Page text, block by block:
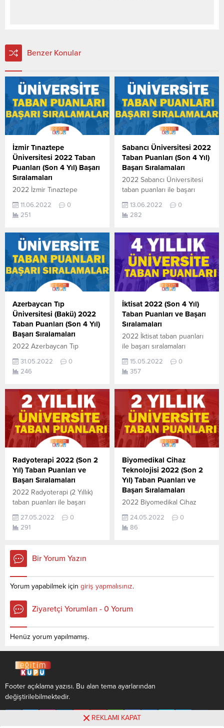
Benzer Konular
İzmir Tınaztepe
Üniversitesi 2022 Taban
Puanları (Son 4 Yıl) Başarı
Sıralamaları
2022 İzmir Tınaztepe
ile başarı sıralamaları
açıklandı. En güncel haline
ulaşabilirsiniz. İzmir
Tınaztepe Üniversitesi
sıralama. 2022 TYT AYT
(YKS) Taban Puanları ve
Başarı Sıralamaları aşağıdaki
gibidir. Bu puanlar son 4
yılına ait Üniversite
yerleştirme
puanlarıdır. Sayfamızdaki
verilerin
tamamı ÖSYM ve YÖK-
YÖKATLAS tarafından
yayınlanmış olan en son
güncel puanlardır. 4...
11.06.2022
0
251
Sabancı Üniversitesi 2022
Taban Puanları (Son 4 Yıl)
Başarı Sıralamaları
2022 Sabancı Üniversitesi
taban puanları ile başarı
güncel haline aşağıdaki
tablodan ulaşabilirsiniz.
sıralama. 2022 TYT AYT
(YKS) Taban Puanları ve
Başarı Sıralamaları aşağıdaki
gibidir. Bu puanlar son 4
yılına ait Üniversite
yerleştirme puanlarıdır.
Sayfamızdaki verilerin
tamamı ÖSYM ve YÖK-
YÖKATLAS tarafından
güncel puanlardır. Sabancı
Üniversitesi 2018...
13.06.2022
0
282
Azerbaycan Tıp
Üniversitesi (Bakü) 2022
Taban Puanları (Son 4 Yıl)
Başarı Sıralamaları
2022 Azerbaycan Tıp
ile başarı sıralamaları
açıklandı. En güncel haline
ulaşabilirsiniz. Azerbaycan
Tıp Üniversitesi sıralama.
2022 TYT AYT (YKS) Taban
Puanları ve Başarı
Sıralamaları aşağıdaki gibidir.
Bu puanlar son 4 yılına ait
Üniversite yerleştirme
puanlarıdır. Sayfamızdaki
verilerin
tamamı ÖSYM ve YÖK-
YÖKATLAS tarafından
yayınlanmış olan en son
güncel puanlardır.
Azerbaycan...
31.05.2022
0
246
İktisat 2022 (Son 4 Yıl)
Taban Puanları ve Başarı
Sıralamaları
2022 İktisat taban puanları
ile başarı sıralamaları
aşağıdaki tablodan
ulaşabilirsiniz. 2022 TYT
Başarı Sıralamaları son 4 yıla
ait veriler aşağıdaki
gibidir. Bu puanlar 2021,
2020, 2019 ve 2018 yıllarına
ait Üniversite yerleştirme
puanlarıdır. Sayfamızdaki
verilerin
tamamı ÖSYM ve YÖK-
YÖKATLAS tarafından
yayınlanmış olan en son
güncel puanlardır. İktisat
sıralama...
15.05.2022
0
357
Radyoterapi 2022 (Son 2
Yıl) Taban Puanları ve
Başarı Sıralamaları
2022 Radyoterapi (2 Yıllık)
taban puanları ile başarı
güncel haline aşağıdaki
tablodan ulaşabilirsiniz.
sıralama.2022 TYT AYT (YKS)
Taban Puanları, Kontenjanları
aşağıdaki gibidir. Bu puanlar
2021 ve 2020 yılına ait
önlisans (iki yıllık )üniversite
yerleştirme
verilerin tamamı ÖSYM ve
YÖK (YÖKATLAS) tarafından
yayınlanmış olan en...
27.05.2022
0
291
Biyomedikal Cihaz
Teknolojisi 2022 (Son 2
Yıl) Taban Puanları ve
Başarı Sıralamaları
2022 Biyomedikal Cihaz
puanları ile başarı
sıralamaları açıklandı. En
aşağıdaki gibidir. Bu puanlar
puanlarıdır. Sayfamızdaki
24.05.2022
0
86
Bir Yorum Yazın
Yorum yapabilmek için giriş yapmalısınız.
Ziyaretçi Yorumları - 0 Yorum
Henüz yorum yapılmamış.
Footer açıklama yazısı. Bu alan tema ayarlarından
değiştirilebilmektedir.
REKLAMI KAPAT